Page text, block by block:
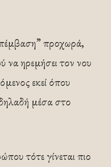
προχωρά,
να ηρεμήσει τον νου
εκεί όπου
μέσα στο
τότε γίνεται πιο